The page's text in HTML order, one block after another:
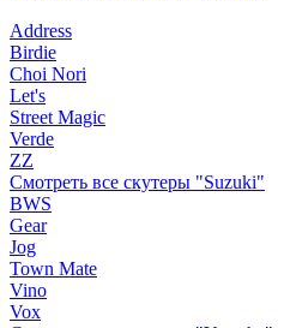
Address
Birdie
Choi Nori
Let's
Street Magic
Verde
ZZ
Смотреть все скутеры "Suzuki"
BWS
Gear
Jog
Town Mate
Vino
Vox